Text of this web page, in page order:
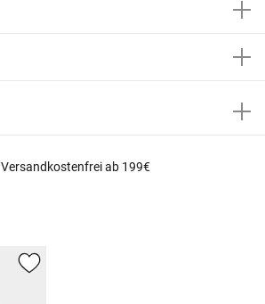
Versandkostenfrei ab 199€